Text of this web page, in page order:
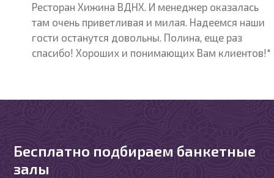
Ресторан Хижина ВДНХ. И менеджер оказалась
там очень приветливая и милая. Надеемся наши
гости останутся довольны. Полина, еще раз
спасибо! Хороших и понимающих Вам клиентов!"
Бесплатно подбираем банкетные
залы